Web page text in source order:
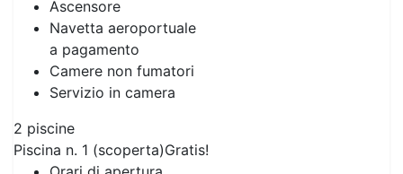
Ascensore
Navetta aeroportuale
a pagamento
Camere non fumatori
Servizio in camera
2 piscine
Piscina n. 1 (scoperta)Gratis!